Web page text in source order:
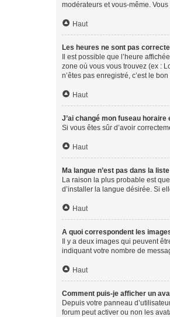
modérateurs et vous-même.
Haut
Les heures ne sont pas
Il est possible que l’heure
zone où vous vous trouvez (ex :
n’êtes pas enregistré, c’est le
Haut
J’ai changé mon fuseau
Si vous êtes sûr d’avoir
Haut
Ma langue n’est pas dans la
La raison la plus probable est
d’installer la langue désirée. Si
Haut
A quoi correspondent les
Il y a deux images qui peuvent
indiquant votre nombre de
Haut
Comment puis-je afficher un
Depuis votre panneau
forum peut activer ou non les